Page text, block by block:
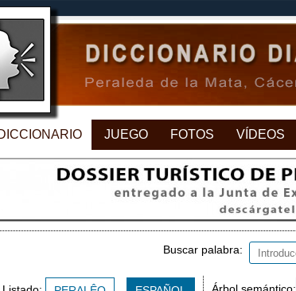
JUEGO FOTOS VÍDEOS
Buscar palabra: